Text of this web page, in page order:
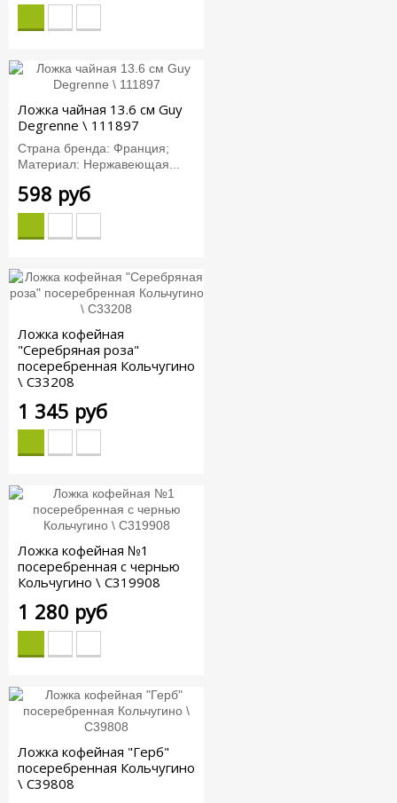
Ложка чайная 13.6 см Guy
Degrenne \ 111897
Страна бренда: Франция;
Материал: Нержавеющая...
598 руб
Ложка кофейная
"Серебряная роза"
посеребренная Кольчугино
\ С33208
1 345 руб
Ложка кофейная №1
посеребренная с чернью
Кольчугино \ С319908
1 280 руб
Ложка кофейная "Герб"
посеребренная Кольчугино
\ С39808